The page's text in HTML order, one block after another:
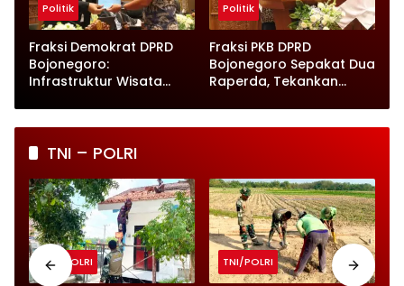
Politik
Fraksi Demokrat DPRD
Bojonegoro:
Infrastruktur Wisata
Politik
Fraksi PKB DPRD
Bojonegoro Sepakat Dua
Raperda, Tekankan
TNI – POLRI
TNI/POLRI TNI/POLRI